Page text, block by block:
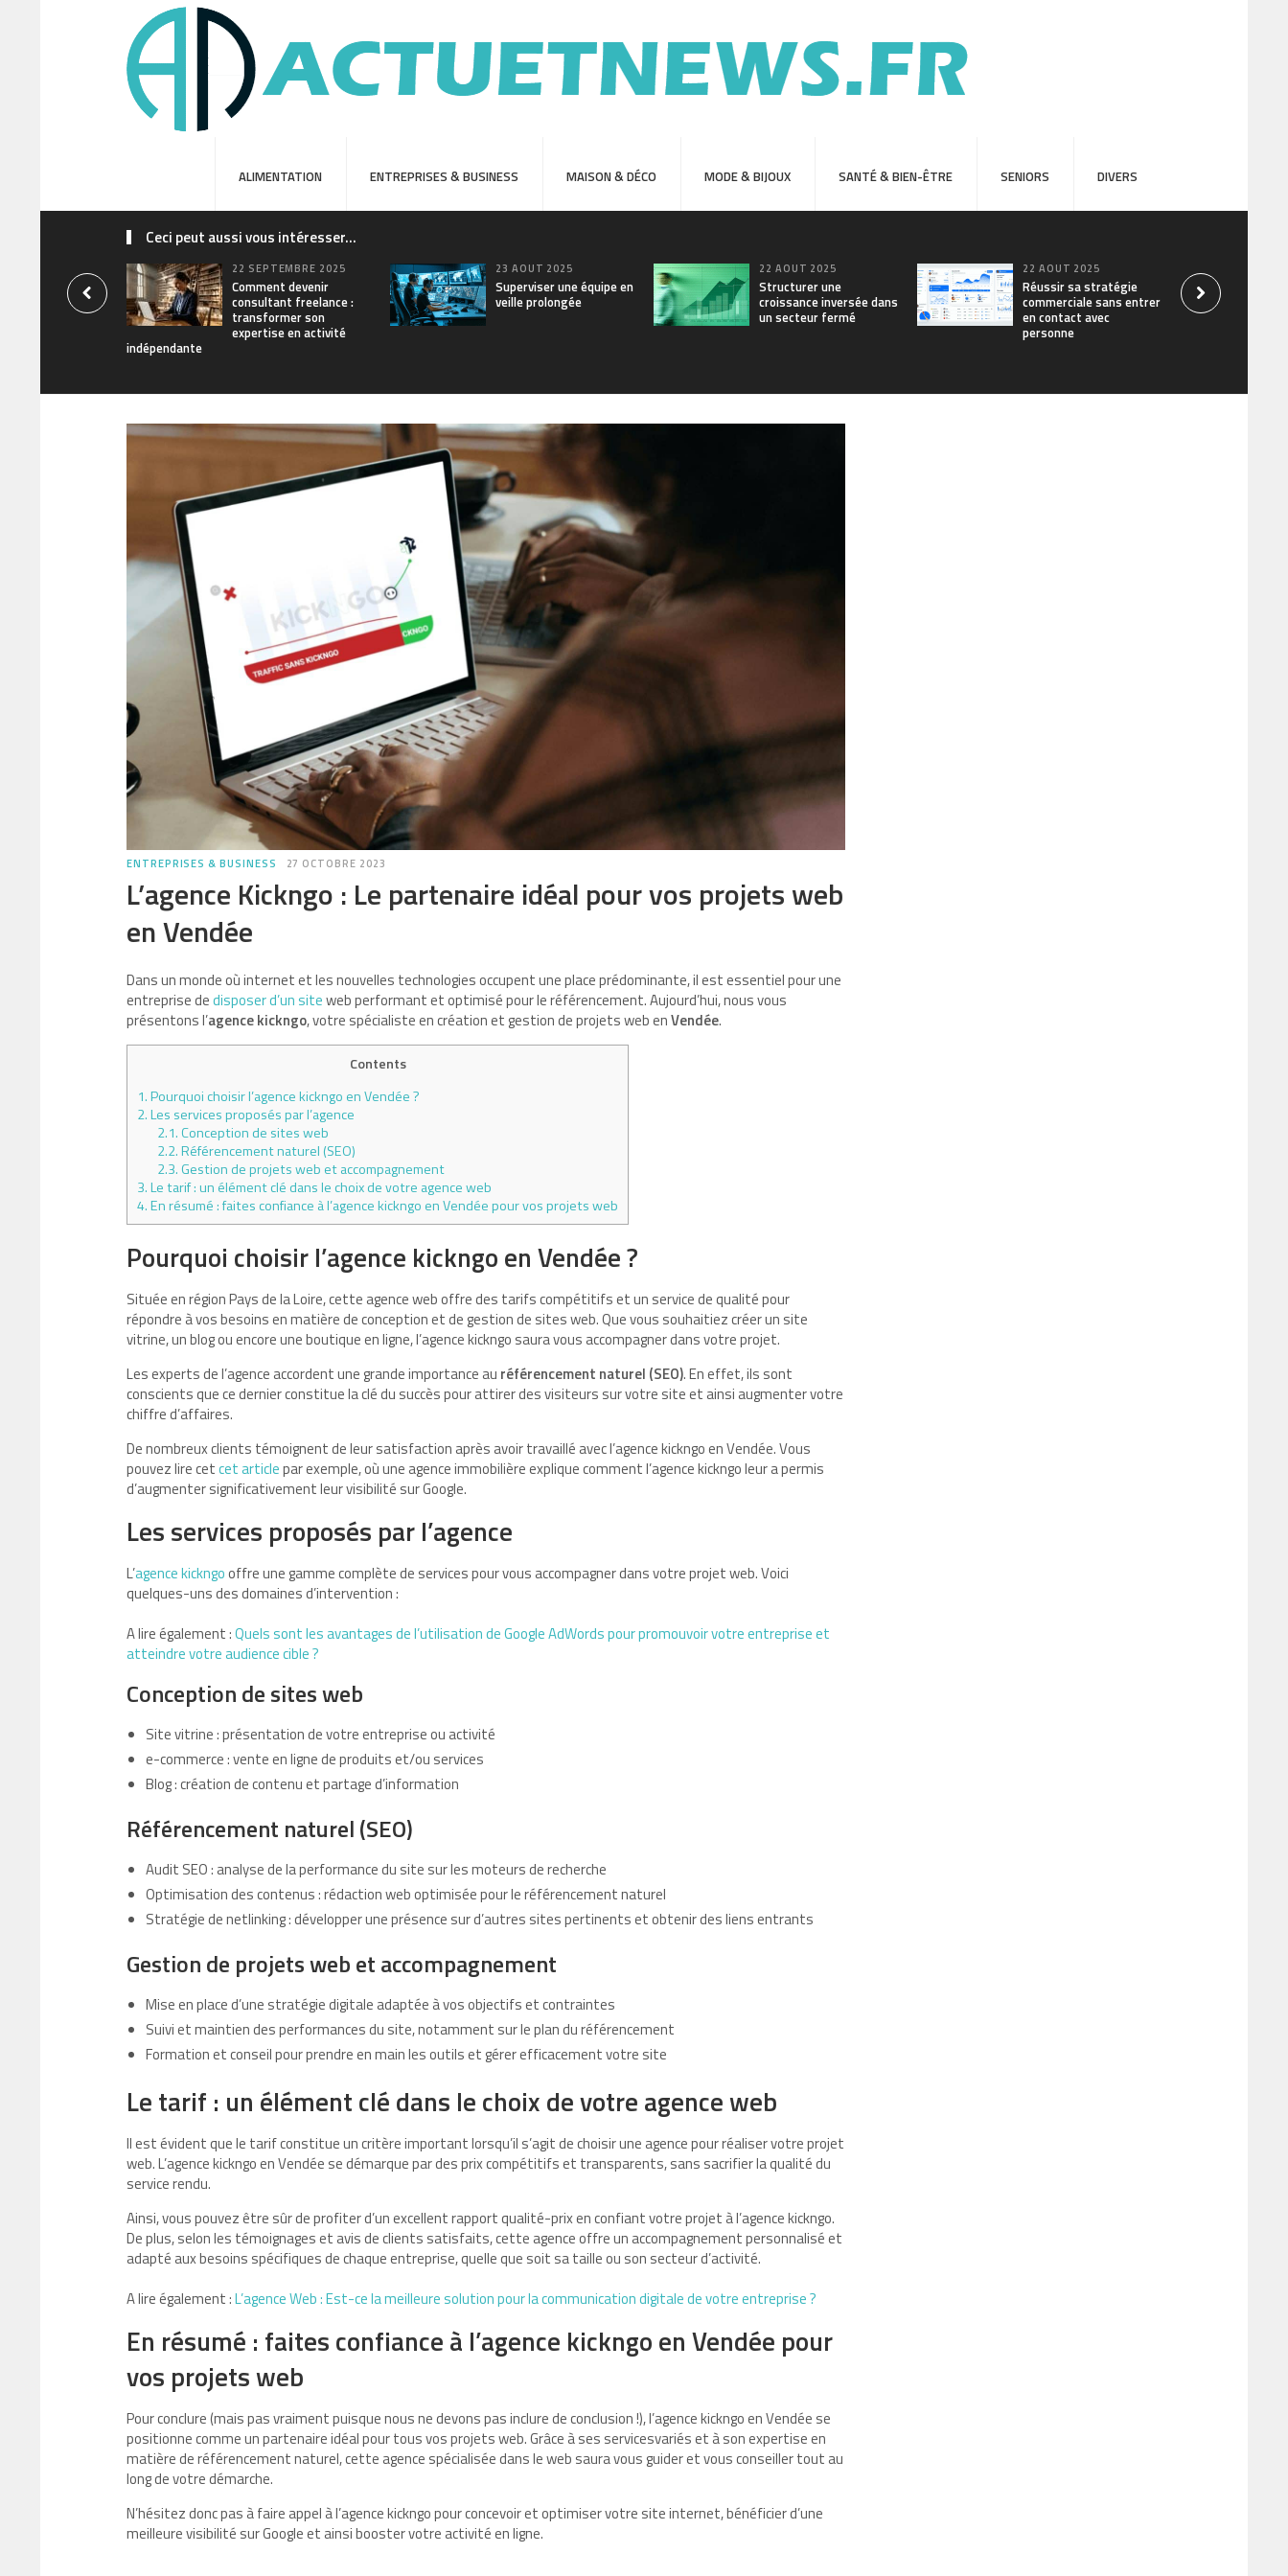
ALIMENTATION ENTREPRISES & BUSINESS MAISON & DÉCO MODE & BIJOUX SANTÉ & BIEN-ÊTRE SENIORS DIVERS
Ceci peut aussi vous intéresser...
22 SEPTEMBRE 2025
Comment devenir
consultant freelance :
transformer son
expertise en activité
indépendante
23 AOÛT 2025
Superviser une équipe en
veille prolongée
22 AOÛT 2025
Structurer une
croissance inversée dans
un secteur fermé
22 AOÛT 2025
Réussir sa stratégie
commerciale sans entrer
en contact avec
personne
ENTREPRISES & BUSINESS 27 OCTOBRE 2023
L’agence Kickngo : Le partenaire idéal pour vos projets web
en Vendée
Dans un monde où internet et les nouvelles technologies occupent une place prédominante, il est essentiel pour une
entreprise dedisposer d’un siteweb performant et optimisé pour le référencement. Aujourd’hui, nous vous
présentons l’agence kickngo, votre spécialiste en création et gestion de projets web enVendée.
Contents
1.Pourquoi choisir l’agence kickngo en Vendée ?
2.Les services proposés par l’agence
2.1.Conception de sites web
2.2.Référencement naturel (SEO)
2.3.Gestion de projets web et accompagnement
3.Le tarif : un élément clé dans le choix de votre agence web
4.En résumé : faites confiance à l’agence kickngo en Vendée pour vos projets web
Pourquoi choisir l’agence kickngo en Vendée ?
Située en région Pays de la Loire, cette agence web offre des tarifs compétitifs et un service de qualité pour
répondre à vos besoins en matière de conception et de gestion de sites web. Que vous souhaitiez créer un site
vitrine, un blog ou encore une boutique en ligne, l’agence kickngo saura vous accompagner dans votre projet.
Les experts de l’agence accordent une grande importance au référencement naturel (SEO). En effet, ils sont
conscients que ce dernier constitue la clé du succès pour attirer des visiteurs sur votre site et ainsi augmenter votre
chiffre d’affaires.
De nombreux clients témoignent de leur satisfaction après avoir travaillé avec l’agence kickngo en Vendée. Vous
pouvez lire cetcet articlepar exemple, où une agence immobilière explique comment l’agence kickngo leur a permis
d’augmenter significativement leur visibilité sur Google.
Les services proposés par l’agence
L’agence kickngooffre une gamme complète de services pour vous accompagner dans votre projet web. Voici
quelques-uns des domaines d’intervention :
A lire également :Quels sont les avantages de l’utilisation de Google AdWords pour promouvoir votre entreprise et
atteindre votre audience cible ?
Conception de sites web
Site vitrine : présentation de votre entreprise ou activité
e-commerce : vente en ligne de produits et/ou services
Blog : création de contenu et partage d’information
Référencement naturel (SEO)
Audit SEO : analyse de la performance du site sur les moteurs de recherche
Optimisation des contenus : rédaction web optimisée pour le référencement naturel
Stratégie de netlinking : développer une présence sur d’autres sites pertinents et obtenir des liens entrants
Gestion de projets web et accompagnement
Mise en place d’une stratégie digitale adaptée à vos objectifs et contraintes
Suivi et maintien des performances du site, notamment sur le plan du référencement
Formation et conseil pour prendre en main les outils et gérer efficacement votre site
Le tarif : un élément clé dans le choix de votre agence web
Il est évident que le tarif constitue un critère important lorsqu’il s’agit de choisir une agence pour réaliser votre projet
web. L’agence kickngo en Vendée se démarque par des prix compétitifs et transparents, sans sacrifier la qualité du
service rendu.
Ainsi, vous pouvez être sûr de profiter d’un excellent rapport qualité-prix en confiant votre projet à l’agence kickngo.
De plus, selon les témoignages et avis de clients satisfaits, cette agence offre un accompagnement personnalisé et
adapté aux besoins spécifiques de chaque entreprise, quelle que soit sa taille ou son secteur d’activité.
A lire également :L’agence Web : Est-ce la meilleure solution pour la communication digitale de votre entreprise ?
En résumé : faites confiance à l’agence kickngo en Vendée pour
vos projets web
Pour conclure (mais pas vraiment puisque nous ne devons pas inclure de conclusion !), l’agence kickngo en Vendée se
positionne comme un partenaire idéal pour tous vos projets web. Grâce à ses servicesvariés et à son expertise en
matière de référencement naturel, cette agence spécialisée dans le web saura vous guider et vous conseiller tout au
long de votre démarche.
N’hésitez donc pas à faire appel à l’agence kickngo pour concevoir et optimiser votre site internet, bénéficier d’une
meilleure visibilité sur Google et ainsi booster votre activité en ligne.